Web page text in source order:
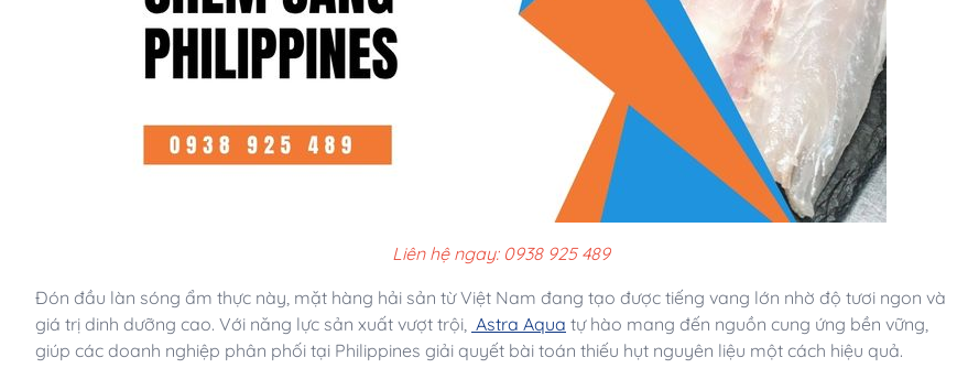
Liên hệ ngay: 0938 925 489
Đón đầu làn sóng ẩm thực này, mặt hàng hải sản từ Việt Nam đang tạo được tiếng vang lớn nhờ độ tươi ngon và
giá trị dinh dưỡng cao. Với năng lực sản xuất vượt trội, Astra Aqua tự hào mang đến nguồn cung ứng bền vững,
giúp các doanh nghiệp phân phối tại Philippines giải quyết bài toán thiếu hụt nguyên liệu một cách hiệu quả.